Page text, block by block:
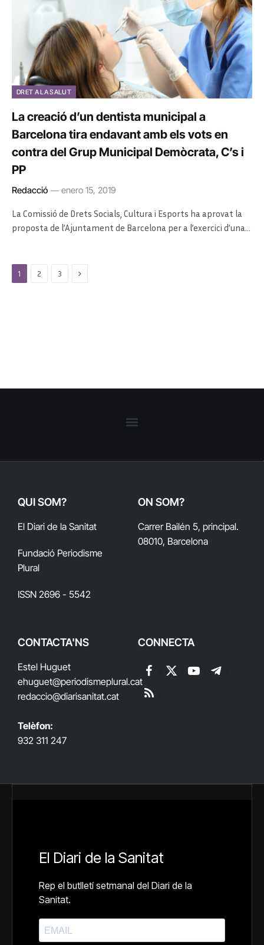
DRET A LA SALUT
La creació d’un dentista municipal a
Barcelona tira endavant amb els vots en
contra del Grup Municipal Demòcrata, C’s i
PP
Redacció enero 15, 2019
La Comissió de Drets Socials, Cultura i Esports ha aprovat la
proposta de l’Ajuntament de Barcelona per a l’exercici d’una…
1 2 3 Next
QUI SOM?
El Diari de la Sanitat
Fundació Periodisme
Plural
ISSN 2696 - 5542
ON SOM?
Carrer Bailén 5, principal.
08010, Barcelona
CONTACTA'NS
Estel Huguet
ehuguet@periodismeplural.cat
redaccio@diarisanitat.cat
Telèfon:
932 311 247
CONNECTA
Facebook
X
YouTubeTelegram
RSS